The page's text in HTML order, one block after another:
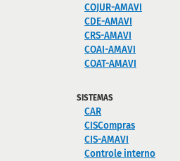
COJUR-AMAVI
CDE-AMAVI
CRS-AMAVI
COAI-AMAVI
COAT-AMAVI
SISTEMAS
CAR
CISCompras
CIS-AMAVI
Controle interno